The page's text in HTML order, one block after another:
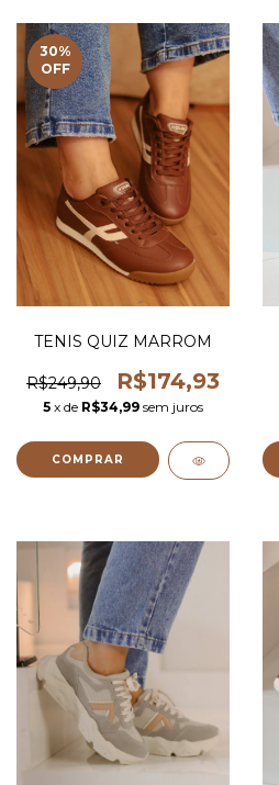
30%
OFF
TENIS QUIZ MARROM
R$249,90 R$174,93
5 x de R$34,99 sem juros
COMPRAR